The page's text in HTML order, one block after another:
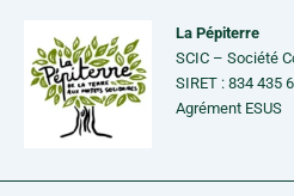
La Pépiterre
SCIC – Société
SIRET : 834 435
Agrément ESUS